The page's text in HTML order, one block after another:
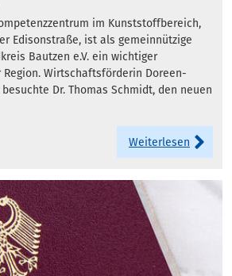
im Kunststoffbereich,
Edisonstraße, ist als gemeinnützige
Bautzen e.V. ein wichtiger
Wirtschaftsförderin Doreen-
Dr. Thomas Schmidt, den neuen
Weiterlesen